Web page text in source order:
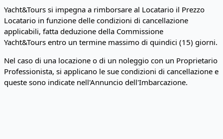
Yacht&Tours si impegna a rimborsare al Locatario il Prezzo
Locatario in funzione delle condizioni di cancellazione
applicabili, fatta deduzione della Commissione
Yacht&Tours entro un termine massimo di quindici (15) giorni.
Nel caso di una locazione o di un noleggio con un Proprietario
Professionista, si applicano le sue condizioni di cancellazione e
queste sono indicate nell'Annuncio dell'Imbarcazione.